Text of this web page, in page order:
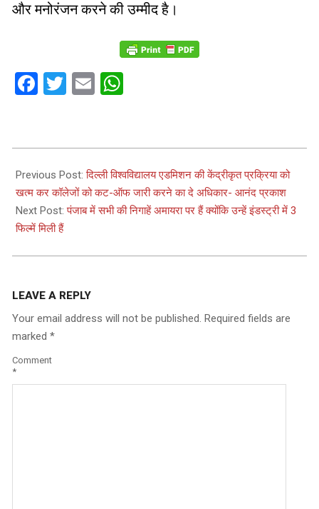
और मनोरंजन करने की उम्मीद है।
Facebook
Twitter
Email
07-
21
Previous Post:दिल्ली विश्वविद्यालय एडमिशन की केंद्रीकृत प्रक्रिया को
खत्म कर कॉलेजों को कट-ऑफ जारी करने का दे अधिकार- आनंद प्रकाश
Next Post:पंजाब में सभी की निगाहें अमायरा पर हैं क्योंकि उन्हें इंडस्ट्री में 3
फिल्में मिली हैं
LEAVE A REPLY
Your email address will not be published. Required fields are
marked *
Comment
*